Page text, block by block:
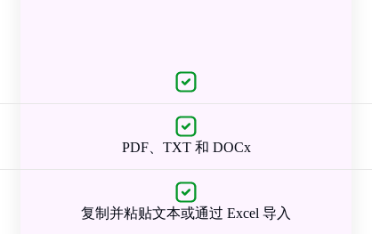
PDF、TXT 和 DOCx
复制并粘贴文本或通过 Excel 导入